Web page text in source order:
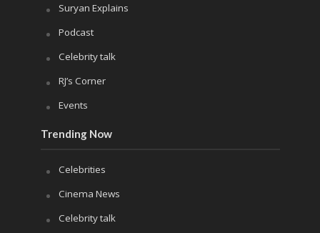
Suryan Explains
Podcast
Celebrity talk
RJ’s Corner
Events
Trending Now
Celebrities
Cinema News
Celebrity talk